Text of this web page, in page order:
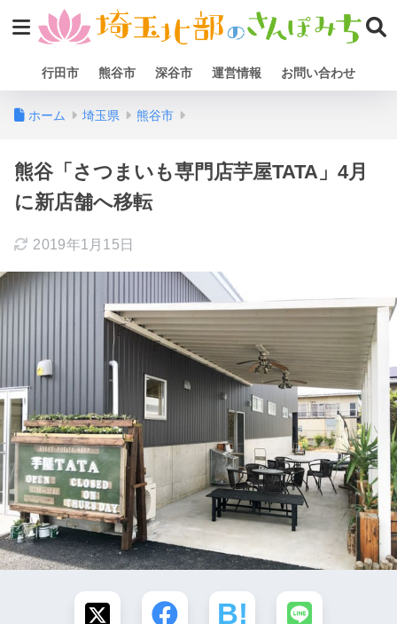
行田市 熊谷市 深谷市 運営情報 お問い合わせ
ホーム 埼玉県 熊谷市
熊谷「さつまいも専門店芋屋TATA」4月
に新店舗へ移転
2019年1月15日